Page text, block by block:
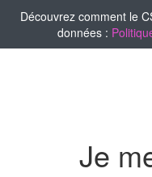
Découvrez comment le
données :
Je